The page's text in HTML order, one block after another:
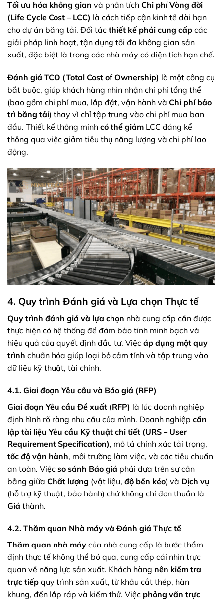
Tối ưu hóa không gian và phân tích Chi phí Vòng đời
(Life Cycle Cost – LCC) là cách tiếp cận kinh tế dài hạn
cho dự án băng tải. Đối tác thiết kế phải cung cấp các
giải pháp linh hoạt, tận dụng tối đa không gian sản
xuất, đặc biệt là trong các nhà máy có diện tích hạn chế.
Đánh giá TCO (Total Cost of Ownership) là một công cụ
bắt buộc, giúp khách hàng nhìn nhận chi phí tổng thể
(bao gồm chi phí mua, lắp đặt, vận hành và Chi phí bảo
trì băng tải) thay vì chỉ tập trung vào chi phí mua ban
đầu. Thiết kế thông minh có thể giảm LCC đáng kể
thông qua việc giảm tiêu thụ năng lượng và chi phí lao
động.
4. Quy trình Đánh giá và Lựa chọn Thực tế
Quy trình đánh giá và lựa chọn nhà cung cấp cần được
thực hiện có hệ thống để đảm bảo tính minh bạch và
hiệu quả của quyết định đầu tư. Việc áp dụng một quy
trình chuẩn hóa giúp loại bỏ cảm tính và tập trung vào
dữ liệu kỹ thuật, tài chính.
4.1. Giai đoạn Yêu cầu và Báo giá (RFP)
Giai đoạn Yêu cầu Đề xuất (RFP) là lúc doanh nghiệp
định hình rõ ràng nhu cầu của mình. Doanh nghiệp cần
lập tài liệu Yêu cầu Kỹ thuật chi tiết (URS – User
Requirement Specification), mô tả chính xác tải trọng,
tốc độ vận hành, môi trường làm việc, và các tiêu chuẩn
an toàn. Việc so sánh Báo giá phải dựa trên sự cân
bằng giữa Chất lượng (vật liệu, độ bền kéo) và Dịch vụ
(hỗ trợ kỹ thuật, bảo hành) chứ không chỉ đơn thuần là
Giá thành.
4.2. Thăm quan Nhà máy và Đánh giá Thực tế
Thăm quan nhà máy của nhà cung cấp là bước thẩm
định thực tế không thể bỏ qua, cung cấp cái nhìn trực
quan về năng lực sản xuất. Khách hàng nên kiểm tra
trực tiếp quy trình sản xuất, từ khâu cắt thép, hàn
khung, đến lắp ráp và kiểm thử. Việc phỏng vấn trực